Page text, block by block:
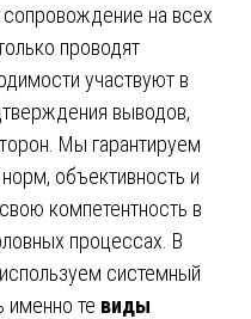
на всех
проводят
участвуют в
выводов,
Мы гарантируем
объективность и
компетентность в
процессах. В
системный
именно те виды